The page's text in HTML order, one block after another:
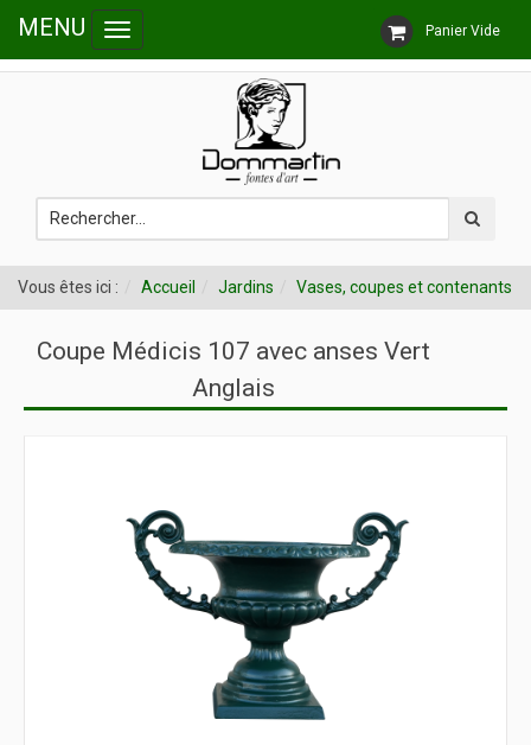
MENU
Toggle
navigation
Panier Vide
Vous êtes ici : Accueil Jardins Vases, coupes et contenants
Coupe Médicis 107 avec anses Vert
Anglais